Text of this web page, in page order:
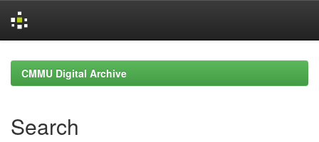
navigationCMMU Digital Archive
Search